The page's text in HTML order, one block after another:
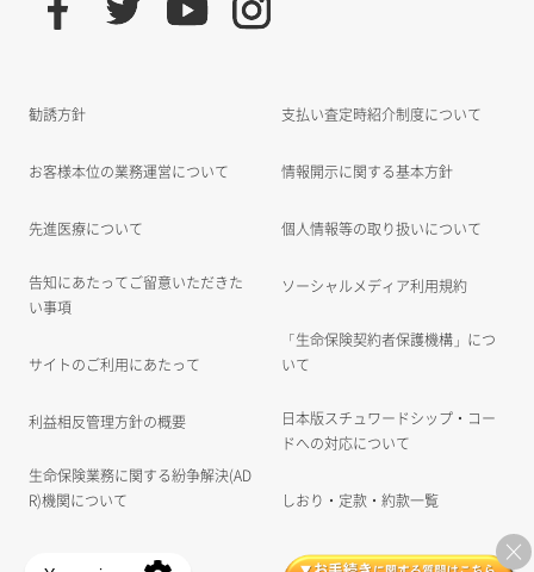
×
勧誘方針
お客様本位の業務運営について
先進医療について
告知にあたってご留意いただきた
い事項
サイトのご利用にあたって
利益相反管理方針の概要
生命保険業務に関する紛争解決(AD
R)機関について
支払い査定時紹介制度について
情報開示に関する基本方針
個人情報等の取り扱いについて
ソーシャルメディア利用規約
「生命保険契約者保護機構」につ
いて
日本版スチュワードシップ・コー
ドへの対応について
しおり・定款・約款一覧